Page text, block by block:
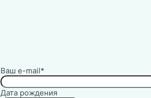
Ваш e-mail*
Дата рождения